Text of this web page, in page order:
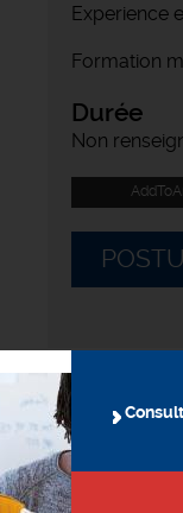
Experience
Formation
Durée
Non